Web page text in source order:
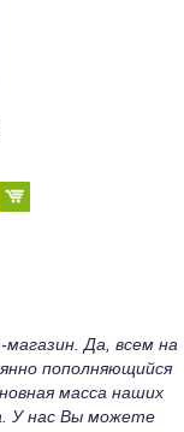
Да, всем на
пополняющийся
масса наших
У нас Вы можете